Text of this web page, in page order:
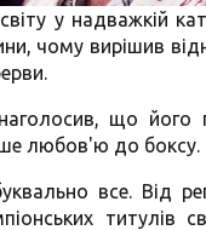
у надважкій
чому вирішив
що його
любов'ю до боксу.
все. Від
титулів